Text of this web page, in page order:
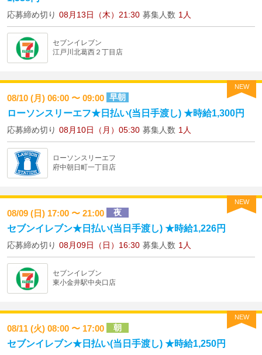
応募締め切り 08月13日（木）21:30 募集人数 1人
セブンイレブン
江戸川北葛西２丁目店
NEW
08/10 (月) 06:00 〜 09:00 早朝
ローソンスリーエフ★日払い(当日手渡し) ★時給1,300円
応募締め切り 08月10日（月）05:30 募集人数 1人
ローソンスリーエフ
府中朝日町一丁目店
NEW
08/09 (日) 17:00 〜 21:00 夜
セブンイレブン★日払い(当日手渡し) ★時給1,226円
応募締め切り 08月09日（日）16:30 募集人数 1人
セブンイレブン
東小金井駅中央口店
NEW
08/11 (火) 08:00 〜 17:00 朝
セブンイレブン★日払い(当日手渡し) ★時給1,250円